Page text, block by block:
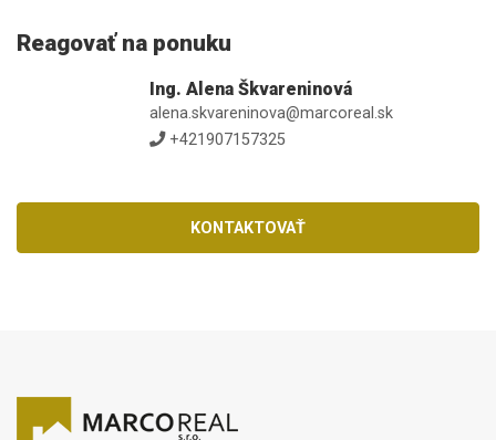
Reagovať na ponuku
Ing. Alena Škvareninová
alena.skvareninova@marcoreal.sk
+421907157325
KONTAKTOVAŤ